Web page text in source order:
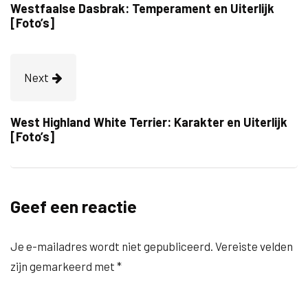
Westfaalse Dasbrak: Temperament en Uiterlijk
[Foto’s]
Next
West Highland White Terrier: Karakter en Uiterlijk
[Foto’s]
Geef een reactie
Je e-mailadres wordt niet gepubliceerd. Vereiste velden
zijn gemarkeerd met *